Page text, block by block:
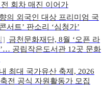
전 회차 매진 이어가
의 외국인 대상 프리미엄 국
서트’ 판소리 ‘심청가’
] 금천문화재단, 8월 ‘오픈 라
공립작은도서관 12곳 문화
최대 국가유산 축제, 2026
전 공식 자원활동가 모집